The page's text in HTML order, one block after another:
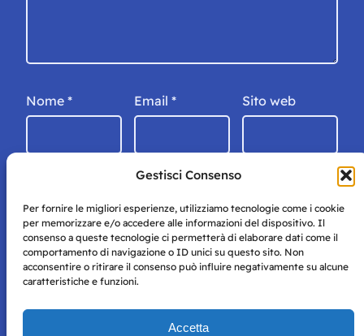
Gestisci Consenso
Per fornire le migliori esperienze, utilizziamo tecnologie come i cookie
per memorizzare e/o accedere alle informazioni del dispositivo. Il
consenso a queste tecnologie ci permetterà di elaborare dati come il
comportamento di navigazione o ID unici su questo sito. Non
acconsentire o ritirare il consenso può influire negativamente su alcune
caratteristiche e funzioni.
Accetta
Nome * Email * Sito web
Storie di Napoli è una testata registrata presso il tribunale di